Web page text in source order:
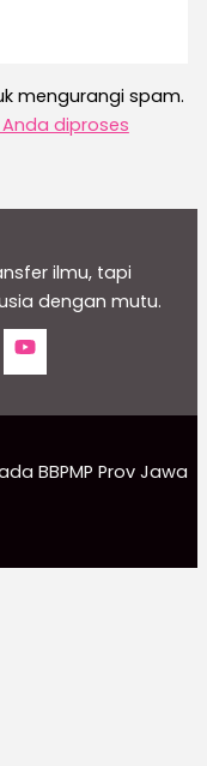
mengurangi spam.
diproses
ilmu, tapi
dengan mutu.
BBPMP Prov Jawa